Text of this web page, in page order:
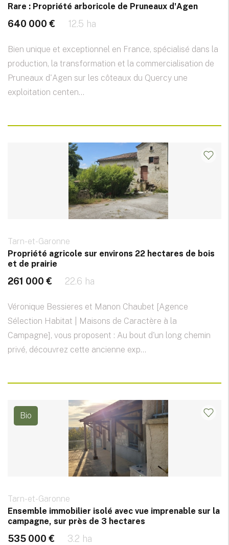
Rare : Propriété arboricole de Pruneaux d'Agen
640 000 € 12.5 ha
Bien unique et exceptionnel en France, spécialisé dans la
production, la transformation et la commercialisation de
Pruneaux d'Agen sur les côteaux du Quercy une
exploitation centen...
Tarn-et-Garonne
Propriété agricole sur environs 22 hectares de bois
et de prairie
261 000 € 22.6 ha
Véronique Bessieres et Manon Chaubet [Agence
Sélection Habitat | Maisons de Caractère à la
Campagne], vous proposent : Au bout d'un long chemin
privé, découvrez cette ancienne exp...
Bio
Tarn-et-Garonne
Ensemble immobilier isolé avec vue imprenable sur la
campagne, sur près de 3 hectares
535 000 € 3.2 ha